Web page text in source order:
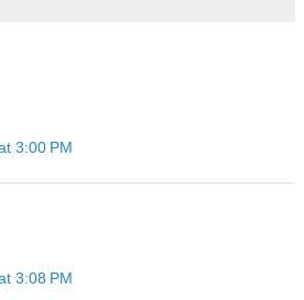
3:00 PM
3:08 PM